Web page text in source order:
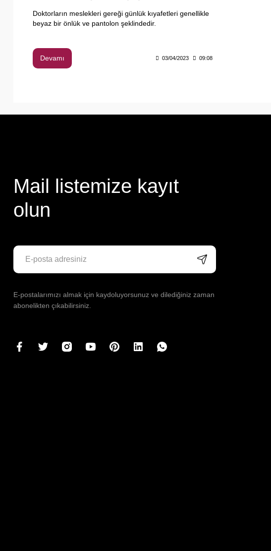
Doktorların meslekleri gereği günlük kıyafetleri genellikle
beyaz bir önlük ve pantolon şeklindedir.
Devamı 03/04/2023 09:08
Mail listemize kayıt
olun
E-postalarımızı almak için kaydoluyorsunuz ve dilediğiniz zaman
abonelikten çıkabilirsiniz.